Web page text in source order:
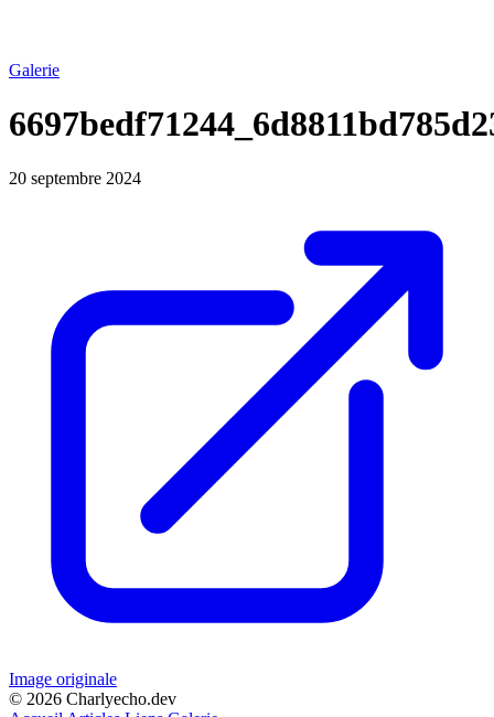
Galerie
20 septembre 2024
Image originale
© 2026 Charlyecho.dev